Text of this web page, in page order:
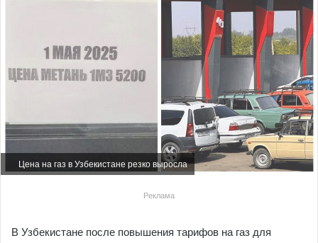
Цена на газ в Узбекистане резко выросла
Реклама
В Узбекистане после повышения тарифов на газ для